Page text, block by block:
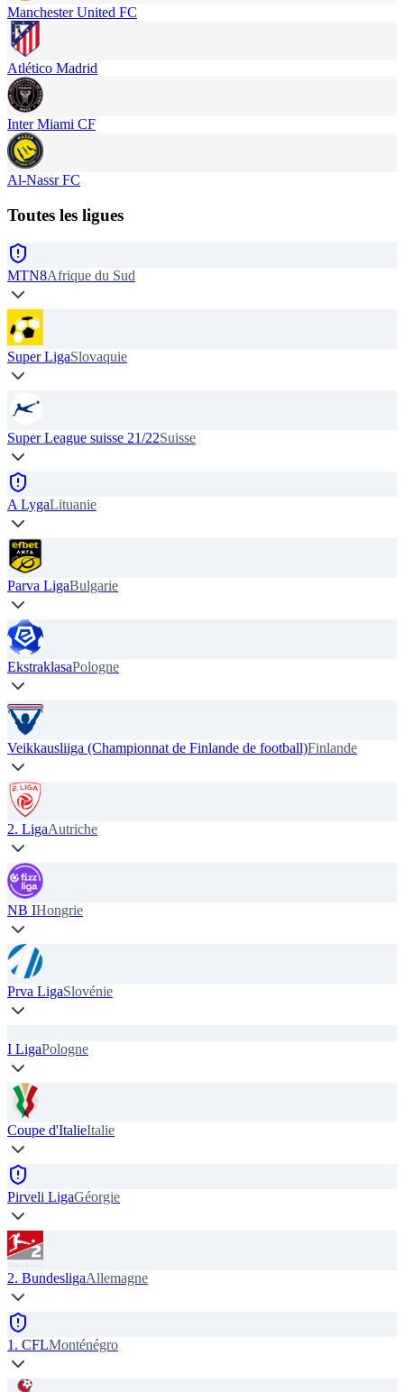
Manchester United FC
Atlético Madrid
Inter Miami CF
Al-Nassr FC
Toutes les ligues
MTN8Afrique du Sud
Super LigaSlovaquie
Super League suisse 21/22Suisse
A LygaLituanie
Parva LigaBulgarie
EkstraklasaPologne
Veikkausliiga (Championnat de Finlande de football)Finlande
2. LigaAutriche
NB IHongrie
Prva LigaSlovénie
I LigaPologne
Coupe d'ItalieItalie
Pirveli LigaGéorgie
2. BundesligaAllemagne
1. CFLMonténégro